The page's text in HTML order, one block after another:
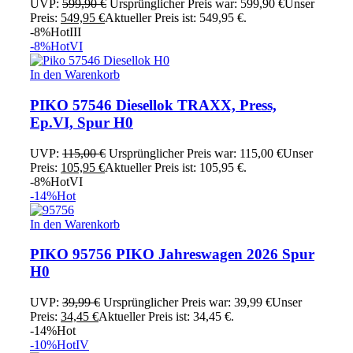
UVP: 599,90€ Ursprünglicher Preis war: 599,90 €Unser
Preis: 549,95 €Aktueller Preis ist: 549,95 €.
-8%HotIII
-8%HotVI
In den Warenkorb
PIKO 57546 Diesellok TRAXX, Press,
Ep.VI, Spur H0
UVP: 115,00€ Ursprünglicher Preis war: 115,00 €Unser
Preis: 105,95 €Aktueller Preis ist: 105,95 €.
-8%HotVI
-14%Hot
In den Warenkorb
PIKO 95756 PIKO Jahreswagen 2026 Spur
H0
UVP: 39,99€ Ursprünglicher Preis war: 39,99 €Unser
Preis: 34,45 €Aktueller Preis ist: 34,45 €.
-14%Hot
-10%HotIV